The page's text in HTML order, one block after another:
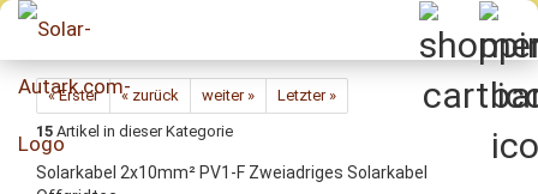
Direkt
« Erster « zurück weiter »
Letzter »
15 Artikel in dieser Kategorie
Solarkabel 2x10mm² PV1-F Zweiadriges Solarkabel